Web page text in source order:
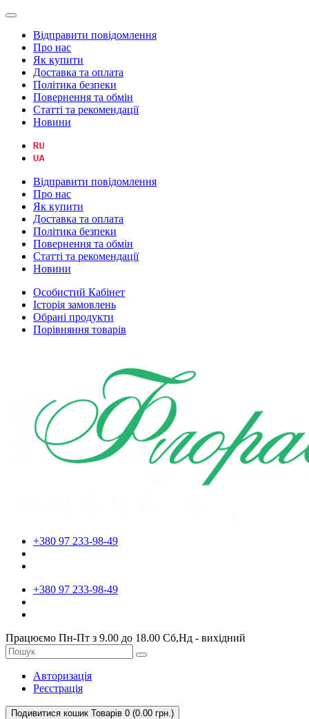
Відправити повідомлення
Про нас
Як купити
Доставка та оплата
Політика безпеки
Повернення та обмін
Статті та рекомендації
Новини
Відправити повідомлення
Про нас
Як купити
Доставка та оплата
Політика безпеки
Повернення та обмін
Статті та рекомендації
Новини
Особистий Кабінет
Історія замовлень
Обрані продукти
Порівняння товарів
+380 97 233-98-49
+380 97 233-98-49
Працюємо Пн-Пт з 9.00 до 18.00 Сб,Нд - вихідний
Авторизація
Реєстрація
Подивитися кошик Товарів 0 (0.00 грн.)